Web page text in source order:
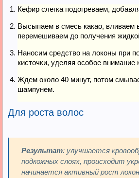
Кефир слегка подогреваем,
Высыпаем в смесь какао, вливаем
перемешиваем до получения
Наносим средство на локоны при
кисточки, уделяя особое внимание
Ждем около 40 минут, потом
шампунем.
Для роста волос
Результат: улучшается
подкожных слоях, происходит
начинается активный рост